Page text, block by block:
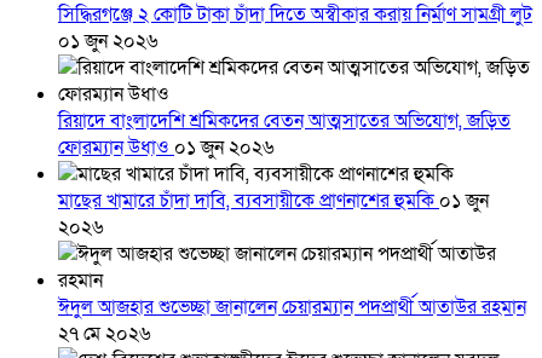
সিদ্ধিরগঞ্জে ২ কোটি টাকা চাঁদা দিতে অস্বীকার করায় নির্মাণ সামগ্রী লুট
০১ জুন ২০২৬
রিয়াদে বাংলাদেশি শ্রমিকদের বেতন আত্মসাতের অভিযোগ, জড়িত
ফোরম্যান উধাও ০১ জুন ২০২৬
মাছের খামারে চাঁদা দাবি, ব্যবসায়ীকে প্রাণনাশের হুমকি ০১ জুন
২০২৬
ঈদুল আজহার শুভেচ্ছা জানালেন চেয়ারম্যান পদপ্রার্থী আতাউর রহমান
২৭ মে ২০২৬